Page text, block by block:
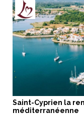
Saint-Cyprien la
méditerranéenne